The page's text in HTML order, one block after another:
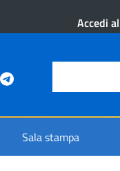
Accedi
Sala stampa